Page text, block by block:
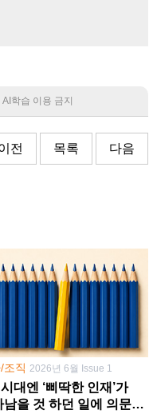
학습 이용 금지
전 목록 다음
조직 2026년 6월 Issue 1
대엔 ‘삐딱한 인재’가
남을 것 하던 일에 의문